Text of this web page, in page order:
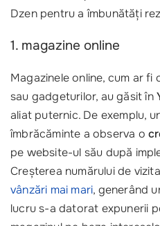
Dzen pentru a îmbunătăți
1. magazine online
Magazinele online, cum ar fi
sau gadgeturilor, au găsit în
aliat puternic. De exemplu,
îmbrăcăminte a observa o
pe website-ul său după
Creșterea numărului de
vânzări mai mari, generând
lucru s-a datorat expunerii